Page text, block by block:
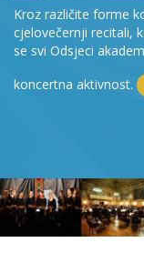
Kroz različite forme
cjelovečernji recitali,
se svi Odsjeci
koncertna aktivnost.